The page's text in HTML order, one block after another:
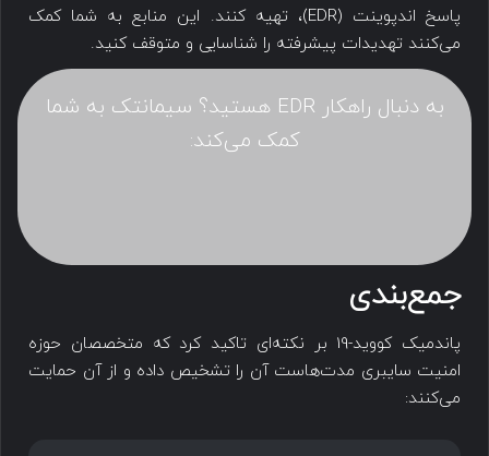
پاسخ اندپوینت (EDR)، تهیه کنند. این منابع به شما کمک
می‌کنند تهدیدات پیشرفته را شناسایی و متوقف کنید.
به دنبال راهکار EDR هستید؟ سیمانتک به شما
کمک می‌کند:
جمع‌بندی
پاندمیک کووید-19 بر نکته‌ای تاکید کرد که متخصصان حوزه
امنیت سایبری مدت‌هاست آن را تشخیص داده و از آن حمایت
می‌کنند: